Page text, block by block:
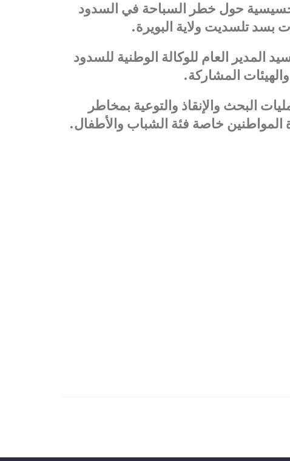
حول خطر السباحة في السدود
بسد تلسديت ولاية البويرة.
المدير العام للوكالة الوطنية للسدود
المشاركة.
البحث والإنقاذ والتوعية بمخاطر
خاصة فئة الشباب والأطفال.